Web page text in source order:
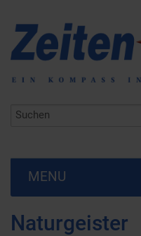
MENU
Naturgeister